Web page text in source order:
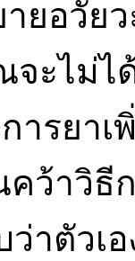
ยอวัย
ะไม่ไ
ารยาเ
ว้าวิธี
าตัวเ